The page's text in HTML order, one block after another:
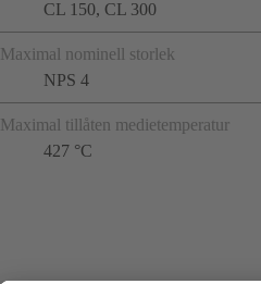
CL 150, CL 300
Maximal nominell storlek
NPS 4
Maximal tillåten medietemperatur
427 °C